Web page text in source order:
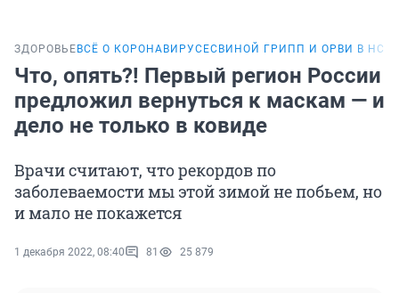
ЗДОРОВЬЕ ВСЁ О КОРОНАВИРУСЕСВИНОЙ ГРИПП И ОРВИ В НСО
Что, опять?! Первый регион России
предложил вернуться к маскам — и
дело не только в ковиде
Врачи считают, что рекордов по
заболеваемости мы этой зимой не побьем, но
и мало не покажется
1 декабря 2022, 08:40 81 25 879